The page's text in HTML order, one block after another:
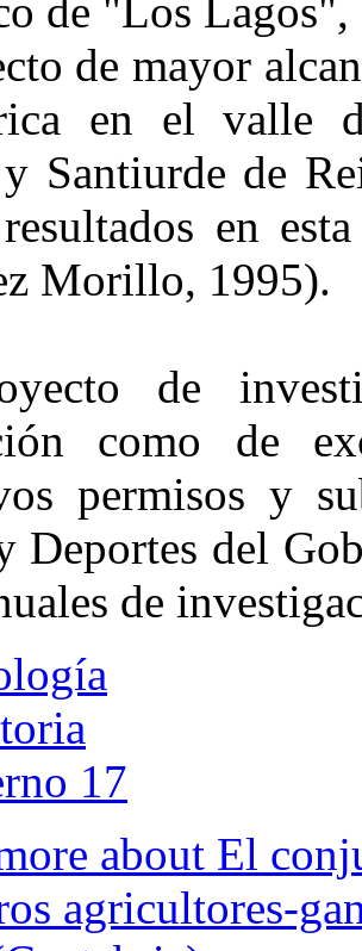
de "Los Lagos",
de mayor
en el valle
Santiurde de
en
Morillo, 1995).
de
como de
permisos y
Deportes del
de
17
about El
agricultores-